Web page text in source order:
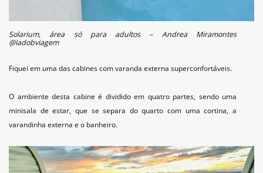
Solarium, área só para adultos – Andrea Miramontes
@ladobviagem
Fiquei em uma das cabines com varanda externa superconfortáveis.
O ambiente desta cabine é dividido em quatro partes, sendo uma
minisala de estar, que se separa do quarto com uma cortina, a
varandinha externa e o banheiro.